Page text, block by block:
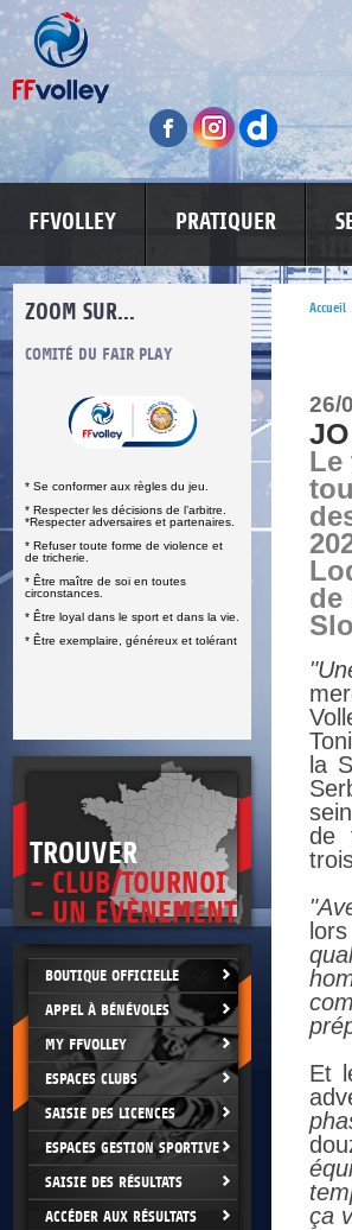
FFVOLLEY PRATIQUER
ZOOM SUR...
COMITÉ DU FAIR PLAY
* Se conformer aux règles du jeu.
* Respecter les décisions de l’arbitre.
*Respecter adversaires et partenaires.
* Refuser toute forme de violence et
de tricherie.
* Être maître de soi en toutes
circonstances.
* Être loyal dans le sport et dans la vie.
* Être exemplaire, généreux et tolérant
LUTTE CONTRE
TROUVER
- CLUB/TOURNOI
- UN EVÈNEMENT
BOUTIQUE OFFICIELLE
APPEL À BÉNÉVOLES
MY FFVOLLEY
ESPACES CLUBS
SAISIE DES LICENCES
ESPACES GESTION SPORTIVE
SAISIE DES RÉSULTATS
ACCÉDER AUX RÉSULTATS
Accueil
26/
Le
de
la
de
Et
ça